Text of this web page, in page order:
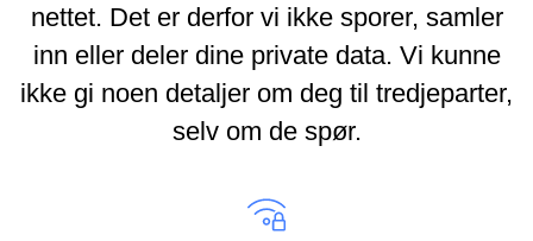
nettet. Det er derfor vi ikke sporer, samler
inn eller deler dine private data. Vi kunne
ikke gi noen detaljer om deg til tredjeparter,
selv om de spør.